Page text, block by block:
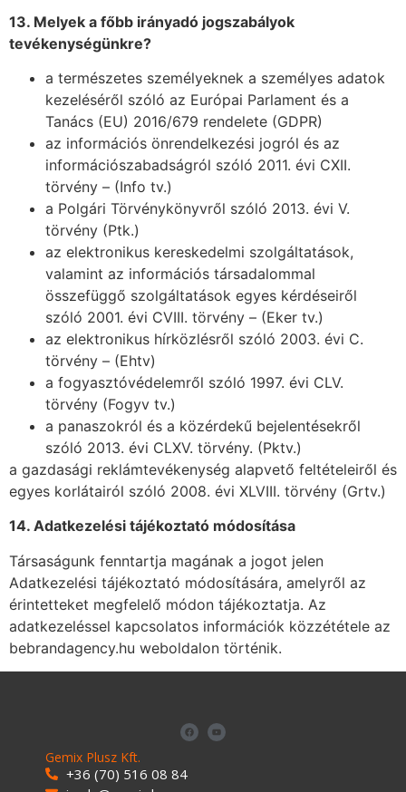
13. Melyek a főbb irányadó jogszabályok
tevékenységünkre?
a természetes személyeknek a személyes adatok
kezeléséről szóló az Európai Parlament és a
Tanács (EU) 2016/679 rendelete (GDPR)
az információs önrendelkezési jogról és az
információszabadságról szóló 2011. évi CXII.
törvény – (Info tv.)
a Polgári Törvénykönyvről szóló 2013. évi V.
törvény (Ptk.)
az elektronikus kereskedelmi szolgáltatások,
valamint az információs társadalommal
összefüggő szolgáltatások egyes kérdéseiről
szóló 2001. évi CVIII. törvény – (Eker tv.)
az elektronikus hírközlésről szóló 2003. évi C.
törvény – (Ehtv)
a fogyasztóvédelemről szóló 1997. évi CLV.
törvény (Fogyv tv.)
a panaszokról és a közérdekű bejelentésekről
szóló 2013. évi CLXV. törvény. (Pktv.)
a gazdasági reklámtevékenység alapvető feltételeiről és
egyes korlátairól szóló 2008. évi XLVIII. törvény (Grtv.)
14. Adatkezelési tájékoztató módosítása
Társaságunk fenntartja magának a jogot jelen
Adatkezelési tájékoztató módosítására, amelyről az
érintetteket megfelelő módon tájékoztatja. Az
adatkezeléssel kapcsolatos információk közzététele az
bebrandagency.hu weboldalon történik.
Gemix Plusz Kft.
+36 (70) 516 08 84